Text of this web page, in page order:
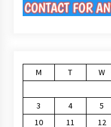
M
T W
3
4 5
10
11 12